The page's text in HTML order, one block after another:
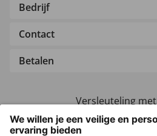
Bedrijf
Contact
Betalen
Versleuteling met